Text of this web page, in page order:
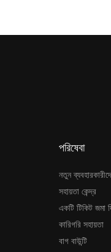
পরিষেবা
নতুন
সহায়তা কেন্দ্র
একটি টিকিট জমা
কারিগরি সহায়তা
বাগ বাউন্টি